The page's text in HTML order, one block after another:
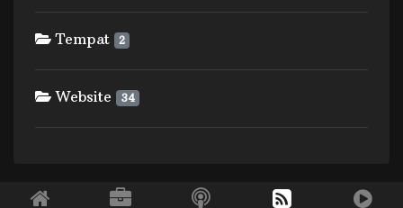
Tempat 2
Website 34